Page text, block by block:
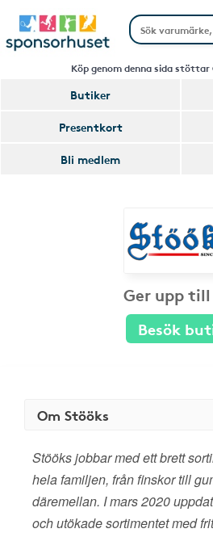
Köp genom denna sida stöttar
Butiker
Presentkort
Bli medlem
Ger upp till
Besök
Om Stööks
Stööks jobbar med ett brett
hela familjen, från finskor till
däremellan. I mars 2020
och utökade sortimentet med